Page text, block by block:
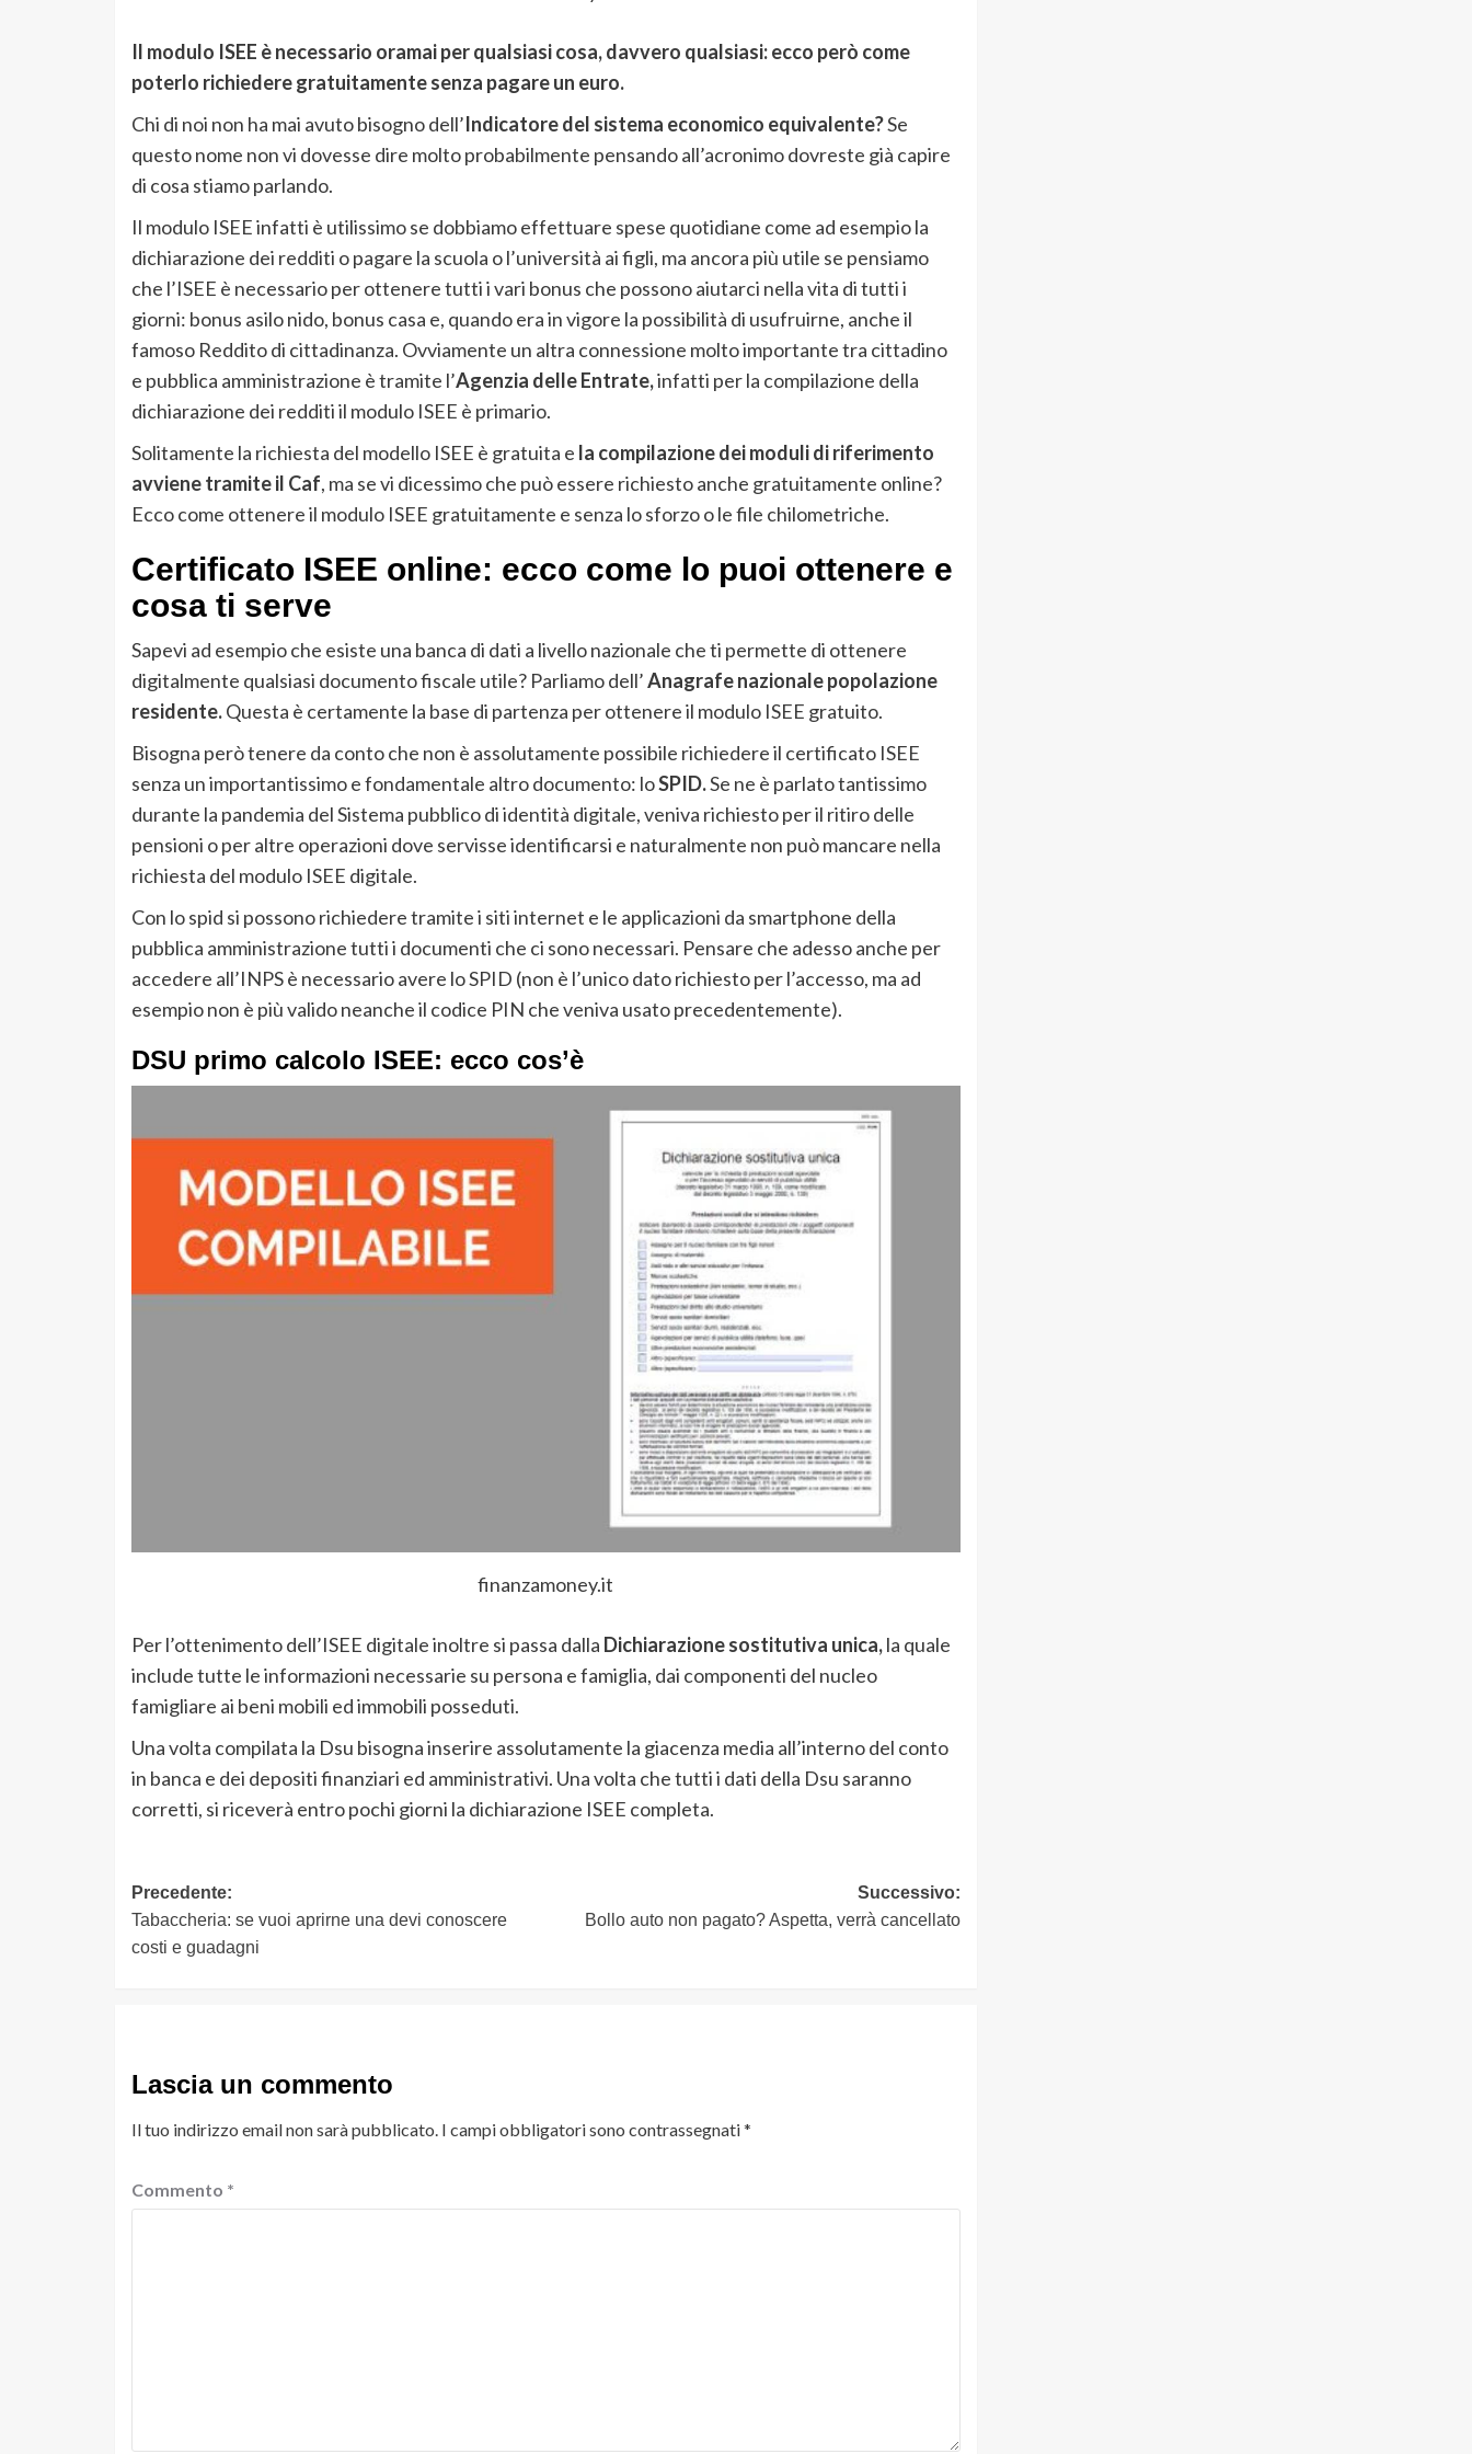
Il modulo ISEE è necessario oramai per qualsiasi cosa, davvero qualsiasi: ecco però come
poterlo richiedere gratuitamente senza pagare un euro.
Chi di noi non ha mai avuto bisogno dell’Indicatore del sistema economico equivalente?Se
questo nome non vi dovesse dire molto probabilmente pensando all’acronimo dovreste già capire
di cosa stiamo parlando.
Il modulo ISEE infatti è utilissimo se dobbiamo effettuare spese quotidiane come ad esempio la
dichiarazione dei redditi o pagare la scuola o l’università ai figli, ma ancora più utile se pensiamo
che l’ISEE è necessario per ottenere tutti i vari bonus che possono aiutarci nella vita di tutti i
giorni: bonus asilo nido, bonus casa e, quando era in vigore la possibilità di usufruirne, anche il
famoso Reddito di cittadinanza. Ovviamente un altra connessione molto importante tra cittadino
e pubblica amministrazione è tramite l’Agenzia delle Entrate,infatti per la compilazione della
dichiarazione dei redditi il modulo ISEE è primario.
Solitamente la richiesta del modello ISEE è gratuita e la compilazione dei moduli di riferimento
avviene tramite il Caf, ma se vi dicessimo che può essere richiesto anche gratuitamente online?
Ecco come ottenere il modulo ISEE gratuitamente e senza lo sforzo o le file chilometriche.
Certificato ISEE online: ecco come lo puoi ottenere e
cosa ti serve
Sapevi ad esempio che esiste una banca di dati a livello nazionale che ti permette di ottenere
digitalmente qualsiasi documento fiscale utile? Parliamo dell’Anagrafe nazionale popolazione
residente.Questa è certamente la base di partenza per ottenere il modulo ISEE gratuito.
Bisogna però tenere da conto che non è assolutamente possibile richiedere il certificato ISEE
senza un importantissimo e fondamentale altro documento: loSPID.Se ne è parlato tantissimo
durante la pandemia del Sistema pubblico di identità digitale, veniva richiesto per il ritiro delle
pensioni o per altre operazioni dove servisse identificarsi e naturalmente non può mancare nella
richiesta del modulo ISEE digitale.
Con lo spid si possono richiedere tramite i siti internet e le applicazioni da smartphone della
pubblica amministrazione tutti i documenti che ci sono necessari. Pensare che adesso anche per
accedere all’INPS è necessario avere lo SPID (non è l’unico dato richiesto per l’accesso, ma ad
esempio non è più valido neanche il codice PIN che veniva usato precedentemente).
DSU primo calcolo ISEE: ecco cos’è
finanzamoney.it
Per l’ottenimento dell’ISEE digitale inoltre si passa dalla Dichiarazione sostitutiva unica,la quale
include tutte le informazioni necessarie su persona e famiglia, dai componenti del nucleo
famigliare ai beni mobili ed immobili posseduti.
Una volta compilata la Dsu bisogna inserire assolutamente la giacenza media all’interno del conto
in banca e dei depositi finanziari ed amministrativi. Una volta che tutti i dati della Dsu saranno
corretti, si riceverà entro pochi giorni la dichiarazione ISEE completa.
Navigazione
articolo
Precedente:
Tabaccheria: se vuoi aprirne una devi conoscere
costi e guadagni
Successivo:
Bollo auto non pagato? Aspetta, verrà cancellato
Lascia un commento
Il tuo indirizzo email non sarà pubblicato. I campi obbligatori sono contrassegnati*
Commento *